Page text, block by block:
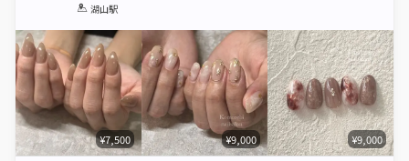
1 2 3 4
湖山駅
¥7,500 ¥9,000 ¥9,000